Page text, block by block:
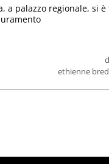
ethienne
a palazzo regionale, si